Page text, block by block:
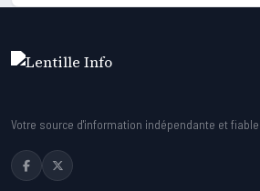
Votre source d'information indépendante et